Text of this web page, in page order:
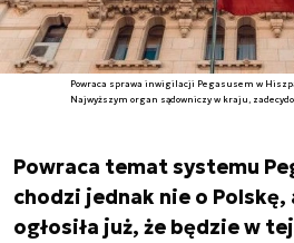
Powraca sprawa inwigilacji Pegasusem w
Najwyższym organ sądowniczy w kraju,
Powraca temat systemu
chodzi jednak nie o
ogłosiła już, że będzie w